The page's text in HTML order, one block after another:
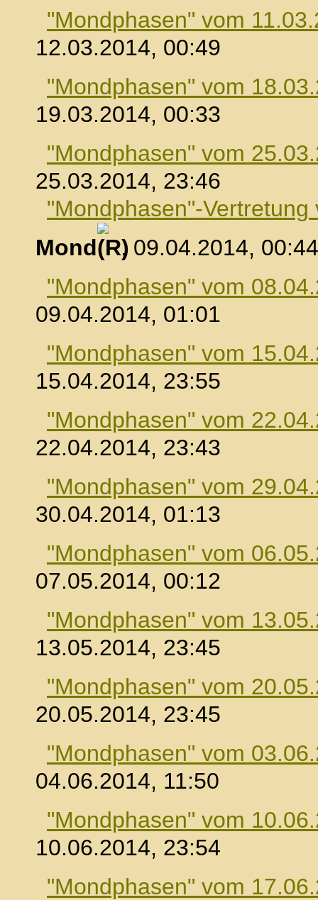
"Mondphasen" vom
12.03.2014, 00:49
"Mondphasen" vom
19.03.2014, 00:33
"Mondphasen" vom
25.03.2014, 23:46
"Mondphasen"-
Mond
, 09.04.2014, 00:44
"Mondphasen" vom
09.04.2014, 01:01
"Mondphasen" vom
15.04.2014, 23:55
"Mondphasen" vom
22.04.2014, 23:43
"Mondphasen" vom
30.04.2014, 01:13
"Mondphasen" vom
07.05.2014, 00:12
"Mondphasen" vom
13.05.2014, 23:45
"Mondphasen" vom
20.05.2014, 23:45
"Mondphasen" vom
04.06.2014, 11:50
"Mondphasen" vom
10.06.2014, 23:54
"Mondphasen" vom